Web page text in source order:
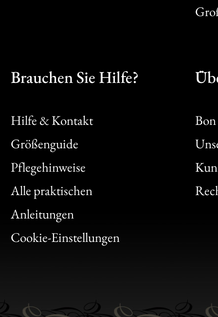
Brauchen Sie Hilfe?
Hilfe & Kontakt
Größenguide
Pflegehinweise
Alle praktischen
Anleitungen
Cookie-Einstellungen
Bon
Clic